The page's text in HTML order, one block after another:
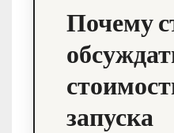
Почему
запуска